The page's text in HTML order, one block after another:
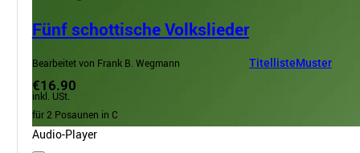
Fünf schottische Volkslieder
Bearbeitet von Frank B. Wegmann TitellisteMuster
€16.90
inkl. USt.
für 2 Posaunen in C
Audio-Player